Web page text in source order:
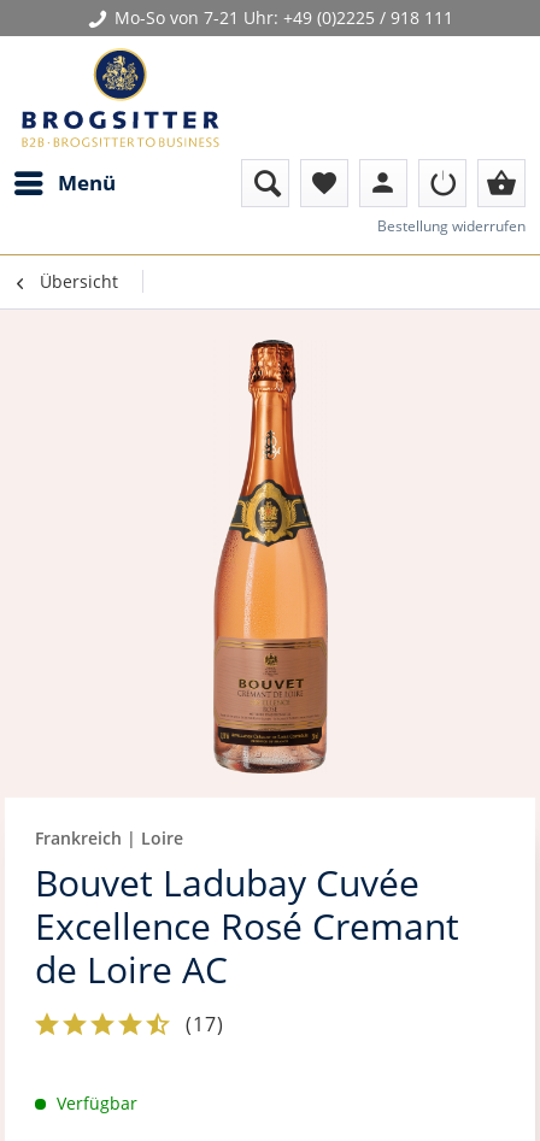
Mo-So von 7-21 Uhr: +49 (0)2225 / 918 111
Menü favorite person shopping_basket
Bestellung widerrufen
Übersicht
Frankreich | Loire
Bouvet Ladubay Cuvée
Excellence Rosé Cremant
de Loire AC
(17)
Verfügbar